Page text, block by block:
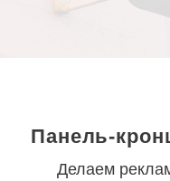
Панель-
Делаем